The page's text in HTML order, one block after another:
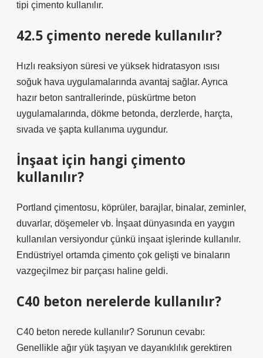
tipi çimento kullanılır.
42.5 çimento nerede kullanılır?
Hızlı reaksiyon süresi ve yüksek hidratasyon ısısı
soğuk hava uygulamalarında avantaj sağlar. Ayrıca
hazır beton santrallerinde, püskürtme beton
uygulamalarında, dökme betonda, derzlerde, harçta,
sıvada ve şapta kullanıma uygundur.
İnşaat için hangi çimento
kullanılır?
Portland çimentosu, köprüler, barajlar, binalar, zeminler,
duvarlar, döşemeler vb. İnşaat dünyasında en yaygın
kullanılan versiyondur çünkü inşaat işlerinde kullanılır.
Endüstriyel ortamda çimento çok gelişti ve binaların
vazgeçilmez bir parçası haline geldi.
C40 beton nerelerde kullanılır?
C40 beton nerede kullanılır? Sorunun cevabı:
Genellikle ağır yük taşıyan ve dayanıklılık gerektiren